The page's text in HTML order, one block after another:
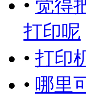
• 觉得
打印呢
• 打印
• 哪里